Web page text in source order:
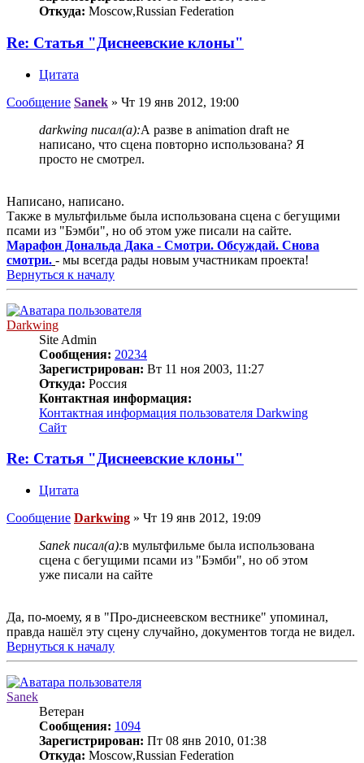
Откуда: Moscow,Russian Federation
Re: Статья "Диснеевские клоны"
Цитата
Сообщение Sanek » Чт 19 янв 2012, 19:00
darkwing писал(а):А разве в animation draft не
написано, что сцена повторно использована? Я
просто не смотрел.
Написано, написано.
Также в мультфильме была использована сцена с бегущими
псами из "Бэмби", но об этом уже писали на сайте.
Марафон Дональда Дака - Смотри. Обсуждай. Снова
смотри. - мы всегда рады новым участникам проекта!
Вернуться к началу
Darkwing
Site Admin
Сообщения: 20234
Зарегистрирован: Вт 11 ноя 2003, 11:27
Откуда: Россия
Контактная информация:
Контактная информация пользователя Darkwing
Сайт
Re: Статья "Диснеевские клоны"
Цитата
Сообщение Darkwing » Чт 19 янв 2012, 19:09
Sanek писал(а):в мультфильме была использована
сцена с бегущими псами из "Бэмби", но об этом
уже писали на сайте
Да, по-моему, я в "Про-диснеевском вестнике" упоминал,
правда нашёл эту сцену случайно, документов тогда не видел.
Вернуться к началу
Sanek
Ветеран
Сообщения: 1094
Зарегистрирован: Пт 08 янв 2010, 01:38
Откуда: Moscow,Russian Federation